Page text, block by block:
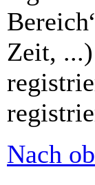
Zeit,
Nach